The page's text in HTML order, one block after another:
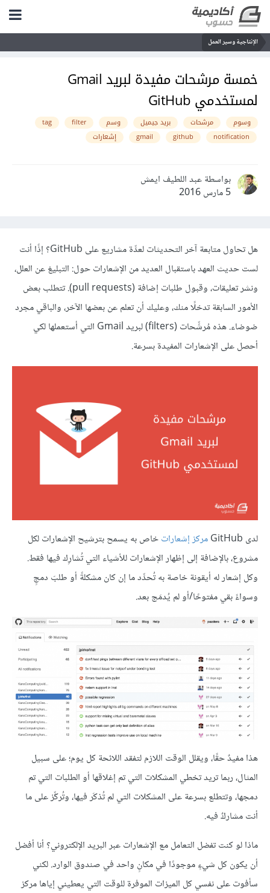
الإنتاجية وسير العمل
خمسة مرشحات مفيدة لبريد Gmail
لمستخدمي GitHub
وسوم مرشحات بريد جيميل وسم filter
tag
notification
github
gmail إشعارات
بواسطة عبد اللطيف ايمش
5 مارس 2016
هل تحاول متابعة آخر التحديثات لعدِّة مشاريع على GitHub؟ إذًا أنت
لست حديث العهد باستقبال العديد من الإشعارات حول: التبليغ عن العلل،
ونشر تعليقات، وقبول طلبات إضافة (pull requests). تتطلب بعض
الأمور السابقة تدخلًا منك، وعليك أن تعلم عن بعضها الآخر، والباقي مجرد
ضوضاء. هذه مُرشِّحات (filters) لبريد Gmail التي أستعملها لكي
أحصل على الإشعارات المفيدة بسرعة.
لدى GitHub مركز إشعاراتخاص به يسمح بترشيح الإشعارات لكل
مشروع، بالإضافة إلى إظهار الإشعارات للأشياء التي تُشارِك فيها فقط.
وكل إشعار له أيقونة خاصة به تُحدِّد ما إن كان مشكلةً أو طلبَ دمجٍ
وسواءً بقي مفتوحًا/أو لم يُدمَج بعد.
هذا مفيدٌ حقًا، ويقلل الوقت اللازم لتفقد اللائحة كل يوم؛ على سبيل
المثال، ربما تريد تخطي المشكلات التي تم إغلاقها أو الطلبات التي تم
دمجها، وتتطلع بسرعة على المشكلات التي لم تُذكَر فيها، وتُركِّز على ما
أنت مشاركٌ فيه.
ماذا لو كنت تفضل التعامل مع الإشعارات عبر البريد الإلكتروني؟ أنا أفضل
أن يكون كل شيءٍ موجودًا في مكانٍ واحد في صندوق الوارد. لكني
سأفوت على نفسي كل الميزات الموفرة للوقت التي يعطيني إياها مركز